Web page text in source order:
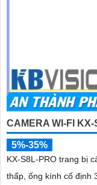
CAMERA WI-FI
5%-35%
KX-S8L-PRO trang bị
thấp, ống kính cố định